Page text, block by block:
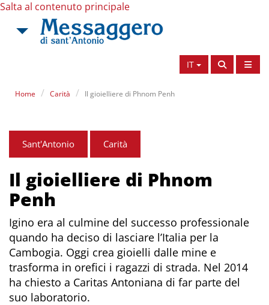
Salta al contenuto principale
IT
Home Carità Il gioielliere di Phnom Penh
Sant'Antonio Carità
Il gioielliere di Phnom
Penh
Igino era al culmine del successo professionale
quando ha deciso di lasciare l’Italia per la
Cambogia. Oggi crea gioielli dalle mine e
trasforma in orefici i ragazzi di strada. Nel 2014
ha chiesto a Caritas Antoniana di far parte del
suo laboratorio.